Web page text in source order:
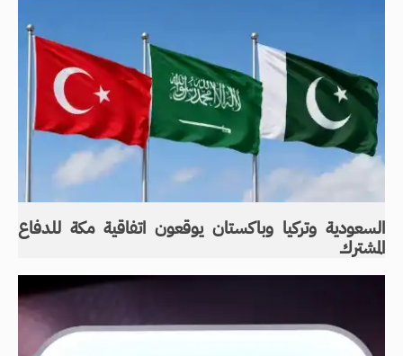
السعودية وتركيا وباكستان يوقعون اتفاقية مكة للدفاع
المشترك